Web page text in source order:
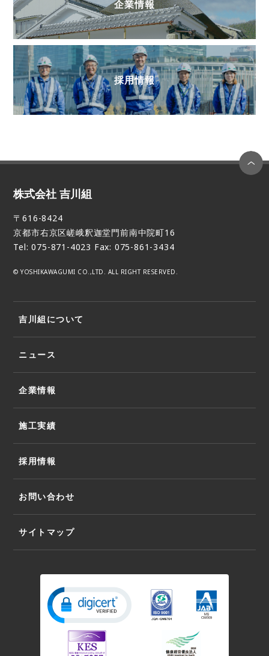
企業情報
採用情報
株式会社 吉川組
〒616-8424
京都市右京区嵯峨釈迦堂門前南中院町16
Tel: 075-871-4023 Fax: 075-861-3434
© YOSHIKAWAGUMI CO.,LTD. ALL RIGHT RESERVED.
吉川組について
ニュース
企業情報
施工実績
採用情報
お問い合わせ
サイトマップ